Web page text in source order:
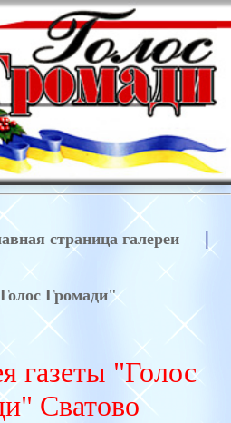
страница галереи |
Громади"
газеты "Голос
Сватово